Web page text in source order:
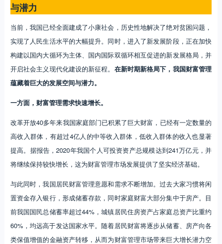
与潜力
当前，我国已经全面建成了小康社会，历史性地解决了绝对贫困问题，
实现了人民生活水平的大幅提升。同时，进入了新发展阶段，正在加快
构建以国内大循环为主体、国内国际双循环相互促进的新发展格局，并
开启社会主义现代化建设的新征程。 在新时期新格局下，我国财富管理
蕴藏着巨大的发展空间与潜力。
一方面，财富管理需求快速增长。
改革开放40多年来我国家庭部门已积累了巨大财富，已经有一定数量的
高收入群体，有超过4亿人的中等收入群体，低收入群体的收入也显著
提高。据报告，2020年我国个人可投资资产总规模达到241万亿元，并
将继续保持较快增长，这为财富管理市场发展提供了坚实经济基础。
与此同时，我国居民财富管理意愿和需求不断增加。过去大家习惯将闲
置资金存入银行，形成储蓄存款，同时家庭财富大部分集中于房产。目
前我国国民总储蓄率超过44%，城镇居民住房资产占家庭总资产比重约
60%，均远高于发达国家水平。随着居民财富将逐步从储蓄、房产向各
类保值增值的金融资产转移，从而为财富管理市场带来巨大增长潜力空